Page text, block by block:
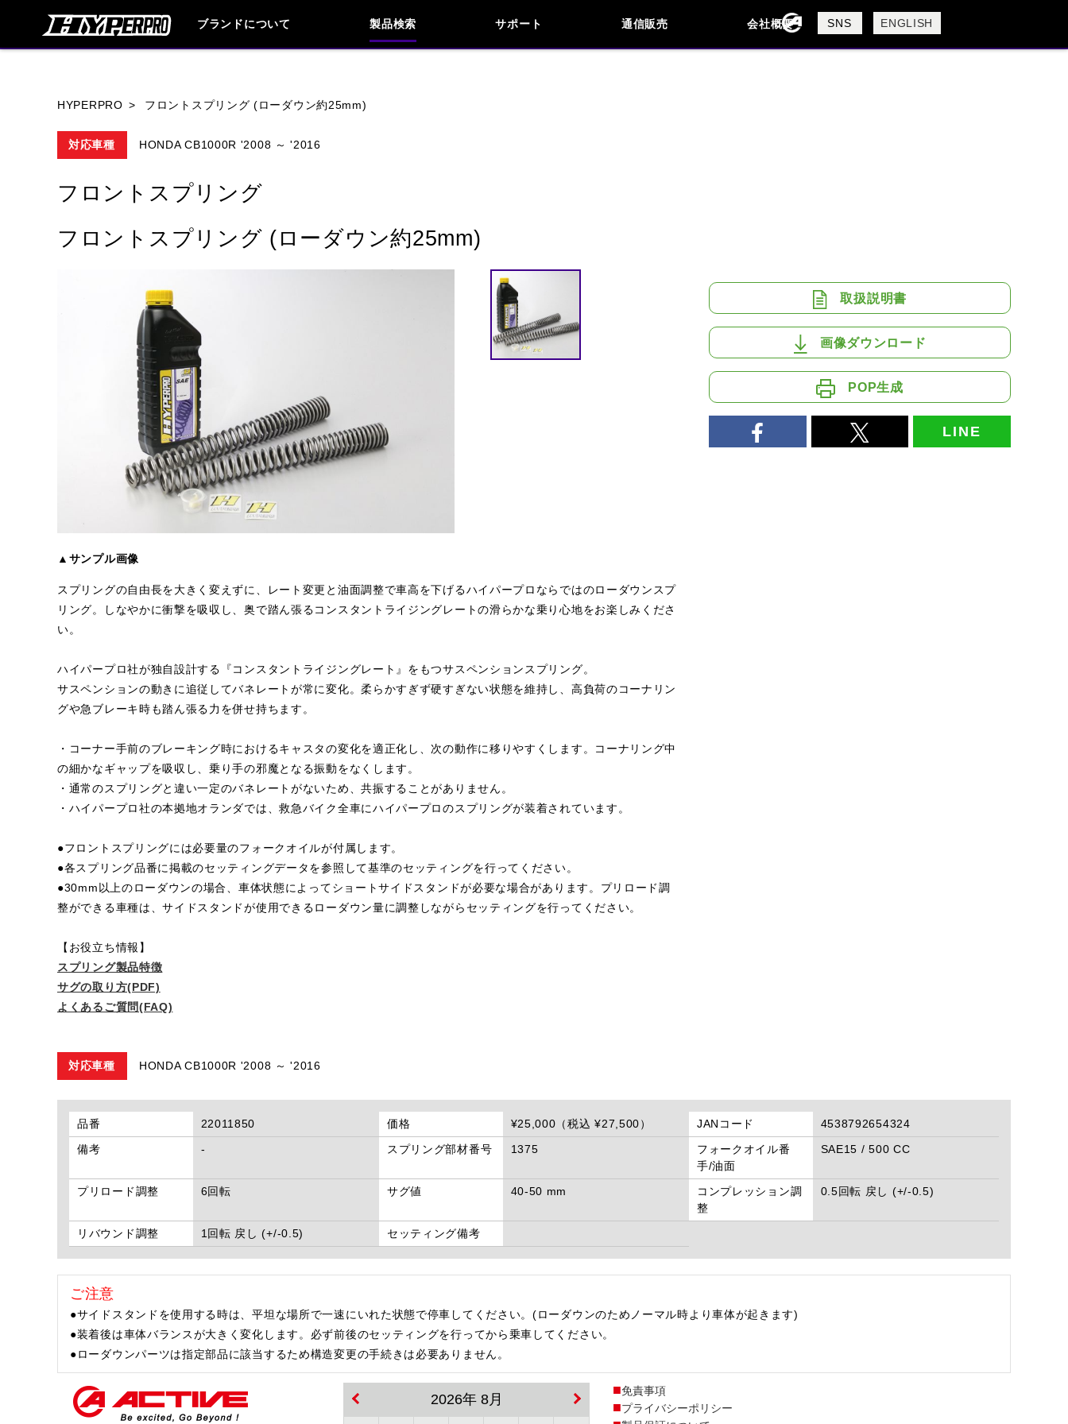
ブランドについて 製品検索 サポート
お問い合わせ
よくあるご質問
通信販売 会社概要
会社概要
採用情報
SNS ENGLISH
閉じる
HYPERPRO フロントスプリング (ローダウン約25mm)
対応車種 HONDA CB1000R '2008 ～ '2016
フロントスプリング
フロントスプリング (ローダウン約25mm)
▲サンプル画像
スプリングの自由長を大きく変えずに、レート変更と油面調整で車高を下げるハイパープロならではのローダウンスプ
リング。しなやかに衝撃を吸収し、奥で踏ん張るコンスタントライジングレートの滑らかな乗り心地をお楽しみくださ
い。
ハイパープロ社が独自設計する『コンスタントライジングレート』をもつサスペンションスプリング。
サスペンションの動きに追従してバネレートが常に変化。柔らかすぎず硬すぎない状態を維持し、高負荷のコーナリン
グや急ブレーキ時も踏ん張る力を併せ持ちます。
・コーナー手前のブレーキング時におけるキャスタの変化を適正化し、次の動作に移りやすくします。コーナリング中
の細かなギャップを吸収し、乗り手の邪魔となる振動をなくします。
・通常のスプリングと違い一定のバネレートがないため、共振することがありません。
・ハイパープロ社の本拠地オランダでは、救急バイク全車にハイパープロのスプリングが装着されています。
●フロントスプリングには必要量のフォークオイルが付属します。
●各スプリング品番に掲載のセッティングデータを参照して基準のセッティングを行ってください。
●30mm以上のローダウンの場合、車体状態によってショートサイドスタンドが必要な場合があります。プリロード調
整ができる車種は、サイドスタンドが使用できるローダウン量に調整しながらセッティングを行ってください。
【お役立ち情報】
スプリング製品特徴
サグの取り方(PDF)
よくあるご質問(FAQ)
取扱説明書
画像ダウンロード
POP生成
LINE
対応車種 HONDA CB1000R '2008 ～ '2016
品番 22011850 価格 ¥25,000（税込 ¥27,500） JANコード
4538792654324
備考
- スプリング部材番号 1375
フォークオイル番
手/油面
SAE15 / 500 CC
プリロード調整 6回転 サグ値 40-50 mm
コンプレッション調
整
0.5回転 戻し (+/-0.5)
リバウンド調整 1回転 戻し (+/-0.5) セッティング備考
ご注意
●サイドスタンドを使用する時は、平坦な場所で一速にいれた状態で停車してください。(ローダウンのためノーマル時より車体が起きます)
●装着後は車体バランスが大きく変化します。必ず前後のセッティングを行ってから乗車してください。
●ローダウンパーツは指定部品に該当するため構造変更の手続きは必要ありません。
2026年 8月
免責事項
プライバシーポリシー